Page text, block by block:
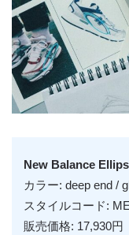
New Balance
カラー: deep end /
スタイルコード:
販売価格: 17,930円